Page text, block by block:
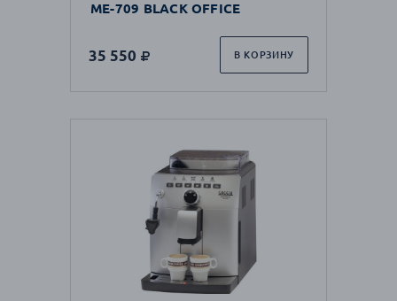
ME-709 BLACK OFFICE
35 550 В КОРЗИНУ